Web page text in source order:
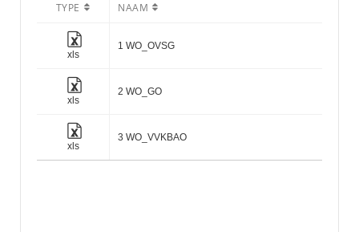
TYPE NAAM
xls
1 WO_OVSG
xls
2 WO_GO
xls
3 WO_VVKBAO